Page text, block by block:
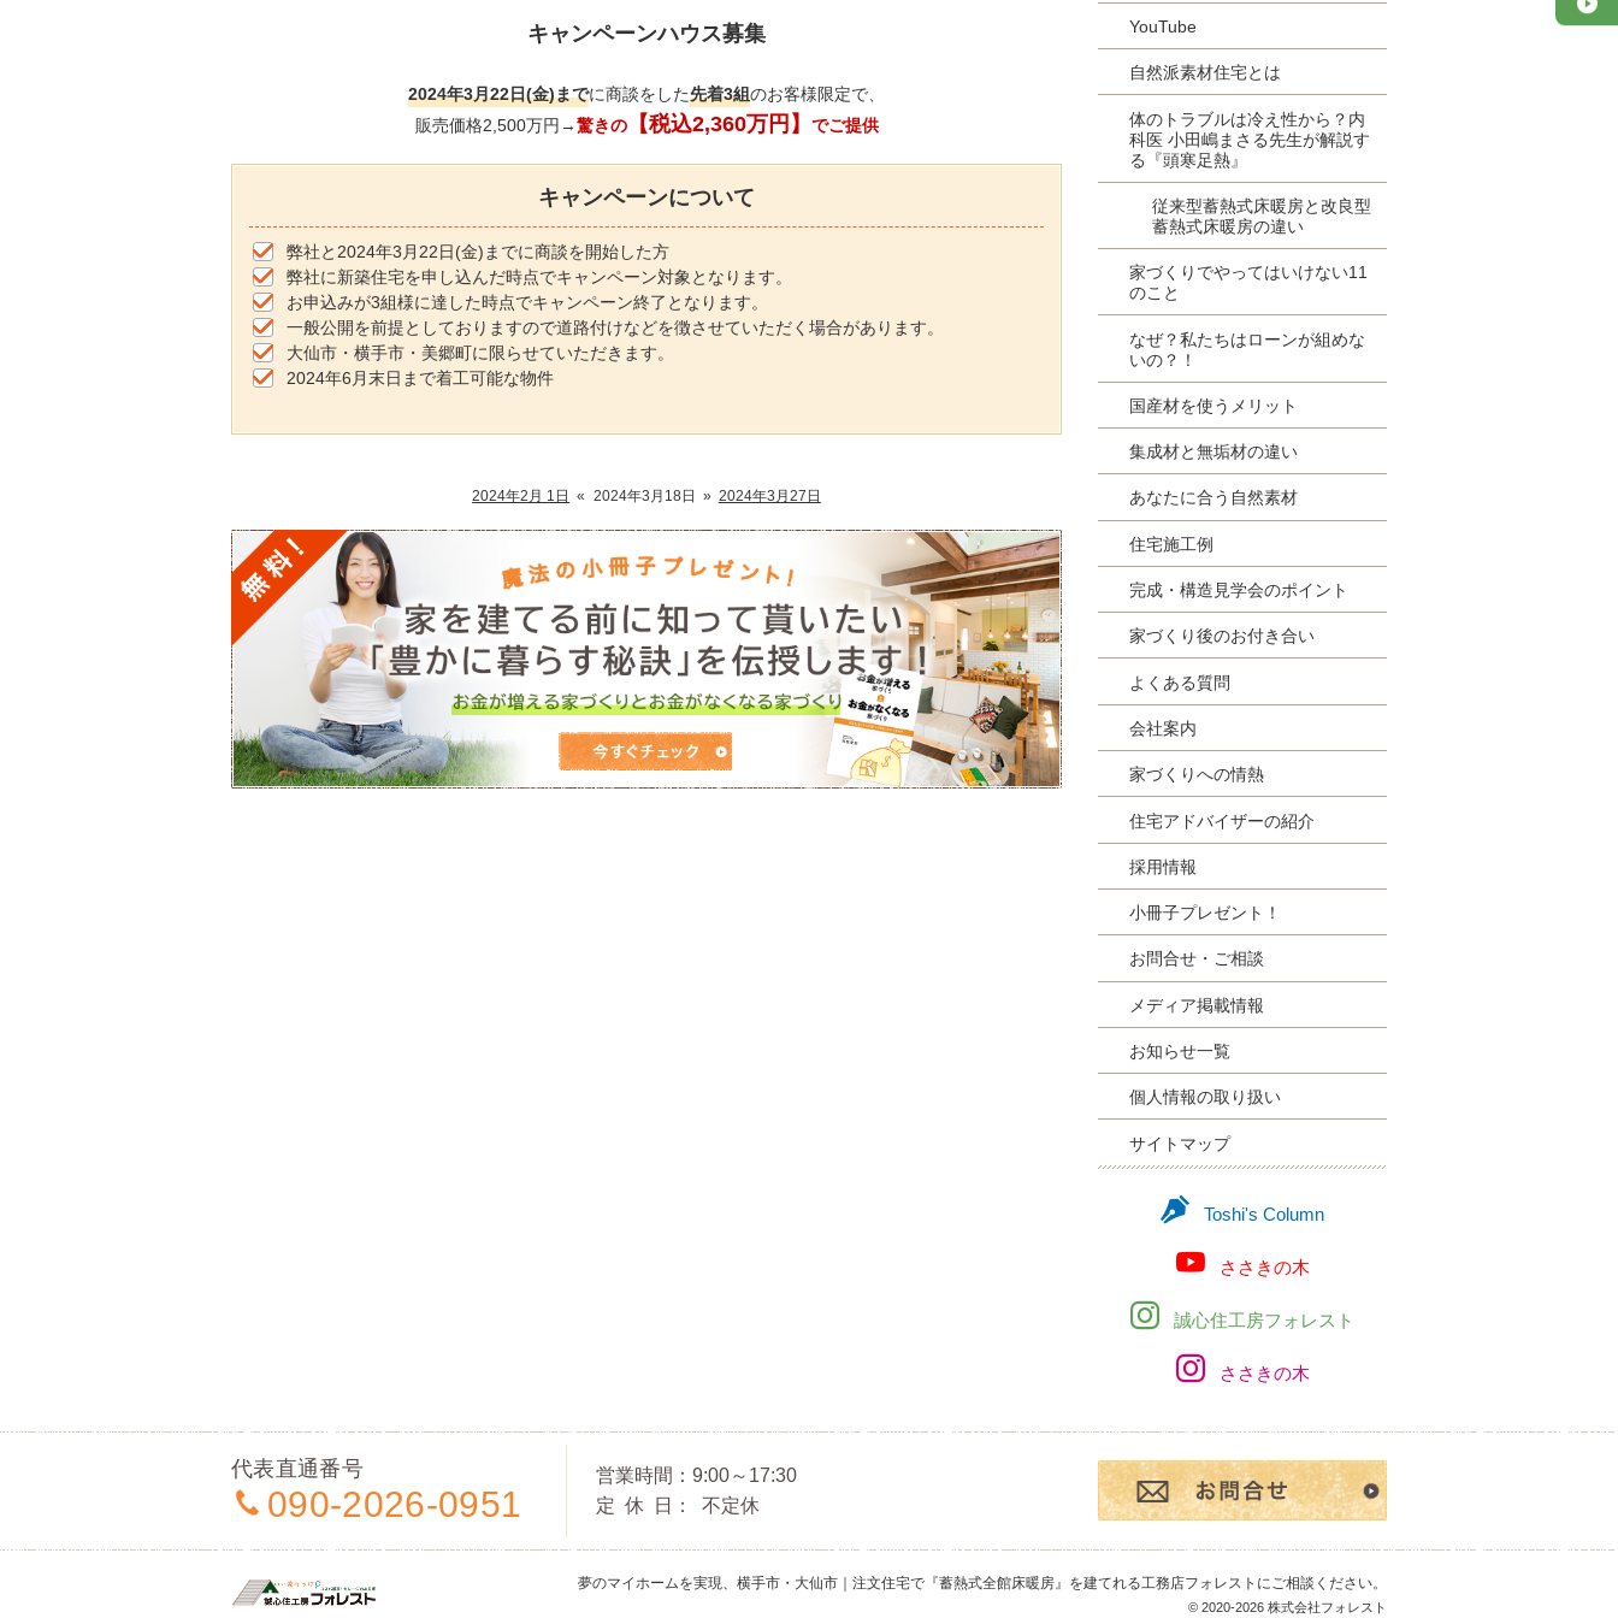
キャンペーンハウス募集
2024年3月22日(金)までに商談をした先着3組のお客様限定で、
販売価格2,500万円→驚きの【税込2,360万円】 でご提供
キャンペーンについて
弊社と2024年3月22日(金)までに商談を開始した方
弊社に新築住宅を申し込んだ時点でキャンペーン対象となります。
お申込みが3組様に達した時点でキャンペーン終了となります。
一般公開を前提としておりますので道路付けなどを徴させていただく場合があります。
大仙市・横手市・美郷町に限らせていただきます。
2024年6月末日まで着工可能な物件
2024年2月 1日 « 2024年3月18日 » 2024年3月27日
YouTube
自然派素材住宅とは
体のトラブルは冷え性から？内
科医 小田嶋まさる先生が解説す
る『頭寒足熱』
従来型蓄熱式床暖房と改良型
蓄熱式床暖房の違い
家づくりでやってはいけない11
のこと
なぜ？私たちはローンが組めな
いの？！
国産材を使うメリット
集成材と無垢材の違い
あなたに合う自然素材
住宅施工例
完成・構造見学会のポイント
家づくり後のお付き合い
よくある質問
会社案内
家づくりへの情熱
住宅アドバイザーの紹介
採用情報
小冊子プレゼント！
お問合せ・ご相談
メディア掲載情報
お知らせ一覧
個人情報の取り扱い
サイトマップ
Toshi's Column
ささきの木
誠心住工房フォレスト
ささきの木
代表直通番号
090-2026-0951
営業時間
9:00～17:30
定休日
不定休
© 2020-2026 株式会社フォレスト
夢のマイホームを実現、 横手市・大仙市｜注文住宅で『蓄熱式全館床暖房』を建てれる工務店フォレスト にご相談ください。